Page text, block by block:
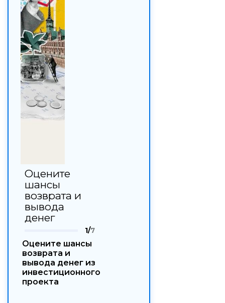
Оцените
шансы
возврата и
вывода
денег
1/7
Оцените шансы
возврата и
вывода денег из
инвестиционного
проекта